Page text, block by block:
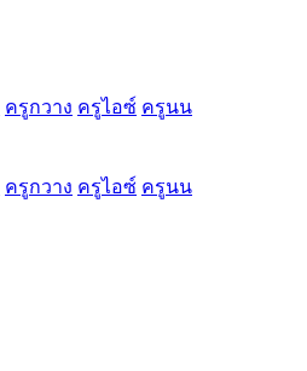
ครูกวาง ครูไอซ์ ครูนน
ครูกวาง ครูไอซ์ ครูนน